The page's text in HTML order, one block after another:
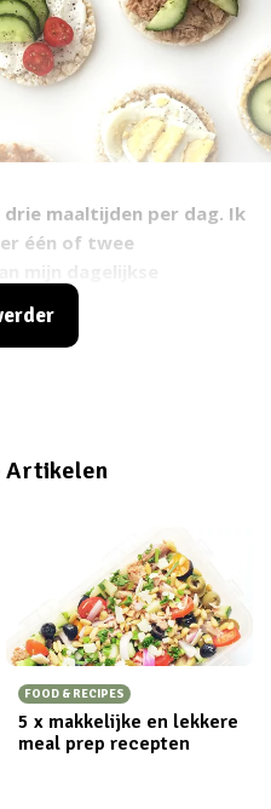
maaltijden per dag. Ik
één of twee
in de
echt veel uitkomst:
Artikelen
FOOD & RECIPES
5 x makkelijke en lekkere
meal prep recepten